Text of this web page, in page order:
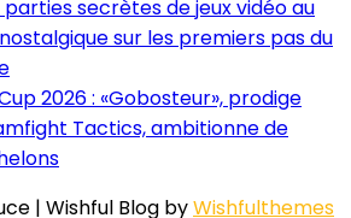
parties secrètes de jeux vidéo au
sur les premiers pas du
2026 : «Gobosteur», prodige
Tactics, ambitionne de
| Wishful Blog byWishfulthemes